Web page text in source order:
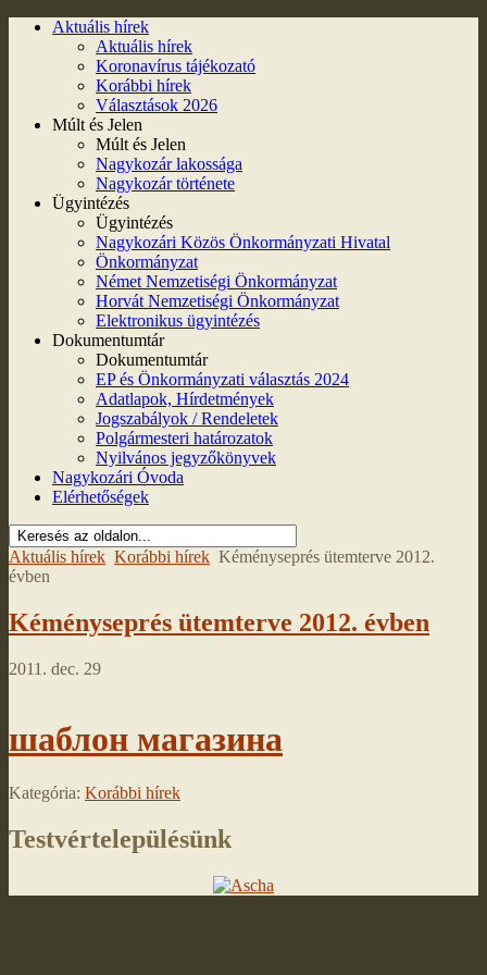
Aktuális hírek
Aktuális hírek
Koronavírus tájékozató
Korábbi hírek
Választások 2026
Múlt és Jelen
Múlt és Jelen
Nagykozár lakossága
Nagykozár története
Ügyintézés
Ügyintézés
Nagykozári Közös Önkormányzati Hivatal
Önkormányzat
Német Nemzetiségi Önkormányzat
Horvát Nemzetiségi Önkormányzat
Elektronikus ügyintézés
Dokumentumtár
Dokumentumtár
EP és Önkormányzati választás 2024
Adatlapok, Hírdetmények
Jogszabályok / Rendeletek
Polgármesteri határozatok
Nyilvános jegyzőkönyvek
Nagykozári Óvoda
Elérhetőségek
Aktuális hírek Korábbi hírek Kéményseprés ütemterve 2012.
évben
Kéményseprés ütemterve 2012. évben
2011. dec. 29
шаблон магазина
Kategória: Korábbi hírek
Testvértelepülésünk